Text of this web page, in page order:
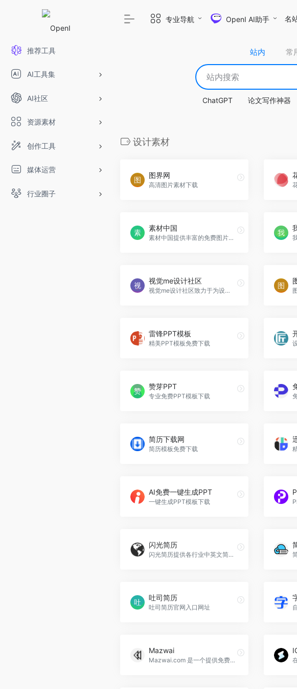
推荐工具
AI工具集
AI社区
资源素材
创作工具
媒体运营
行业圈子
专业导航 OpenI AI助手 名
站内 常
ChatGPT 论文写作神器
设计素材
图界网
高清图片素材下载
素材中国
素材中国提供丰富的免费图片和设计素材，包括高清图片、PSD源文件、矢量图等，方便用户下载和使用。
视觉me设计社区
视觉me设计社区致力于为设计师提供一个分享创意、交流经验、展示作品的平台，推动视觉艺术的创新与发展。
雷锋PPT模板
精美PPT模板免费下载
赞芽PPT
专业免费PPT模板下载
简历下载网
简历模板免费下载
AI免费一键生成PPT
一键生成PPT模板下载
闪光简历
闪光简历提供各行业中英文简历模板免费下载和真人大牛简历范文参考,利用AI人工智能帮你生成数字简历、印刷简历、网申简历，还有专业简历案例库和智能简历优化建议,以及大量简历制作攻略和职场攻略.是免费制作名企,外企,500强等高薪职位求职简历和留学简历必备的精英简历神器.闪光简历官网入口网址
吐司简历
吐司简历官网入口网址
Mazwai
Mazwai.com 是一个提供免费素材和动态图像的资源，创建时有一个明确的使命：让世界各地的创作者通过简单的许可即可免费访问精美的素材。